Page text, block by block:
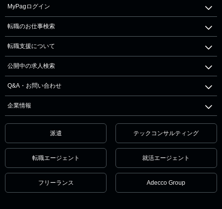
MyPagログイン
転職のお仕事検索
転職支援について
公開中の求人検索
Q&A・お問い合わせ
企業情報
派遣 テックコンサルティング
転職エージェント 就活エージェント
フリーランス Adecco Group